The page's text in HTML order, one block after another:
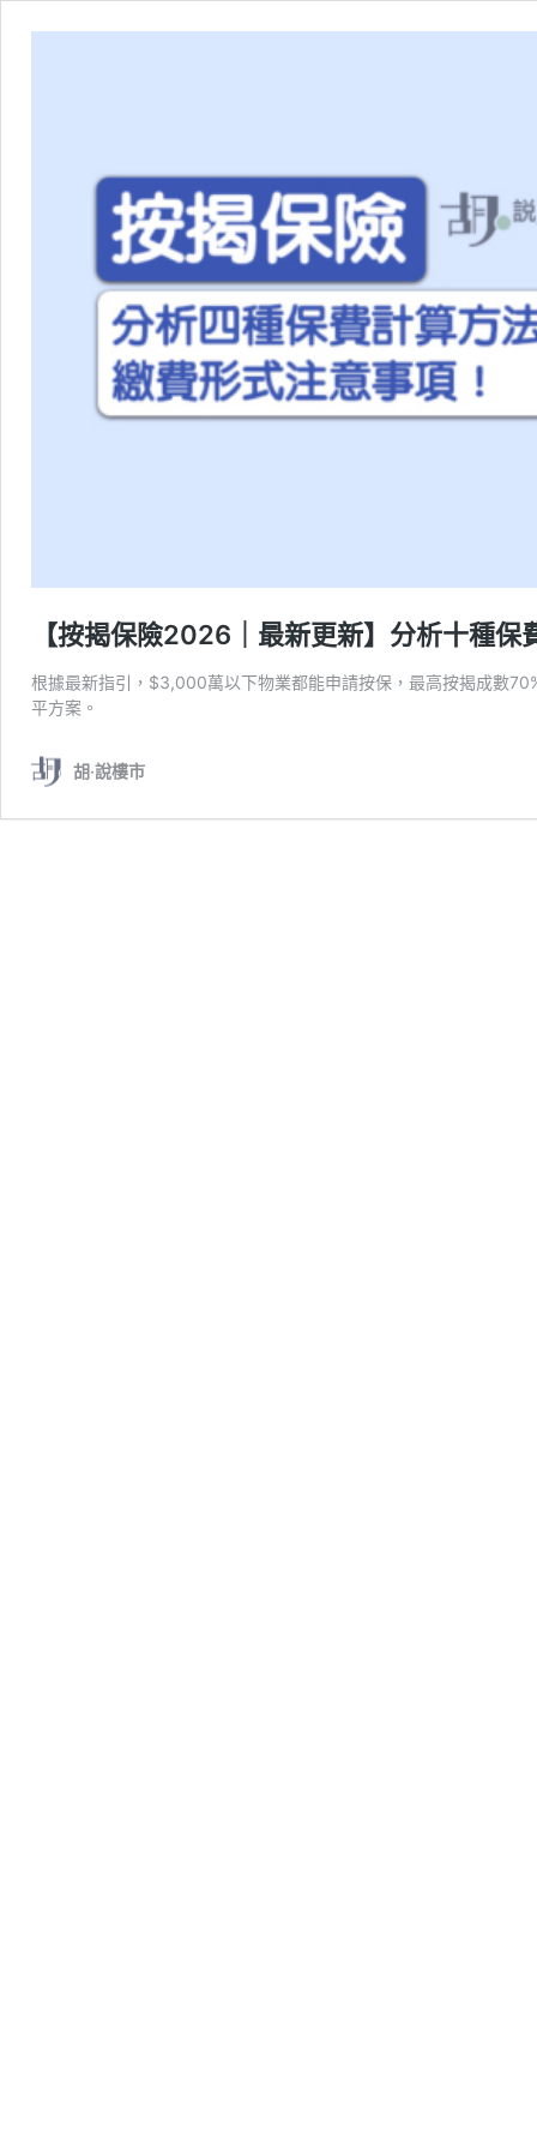
【按揭保險2026｜最新更新】分析十種保
根據最新指引，$3,000萬以下物業都能申請按保，最高按揭成數
平方案。
胡‧說樓市